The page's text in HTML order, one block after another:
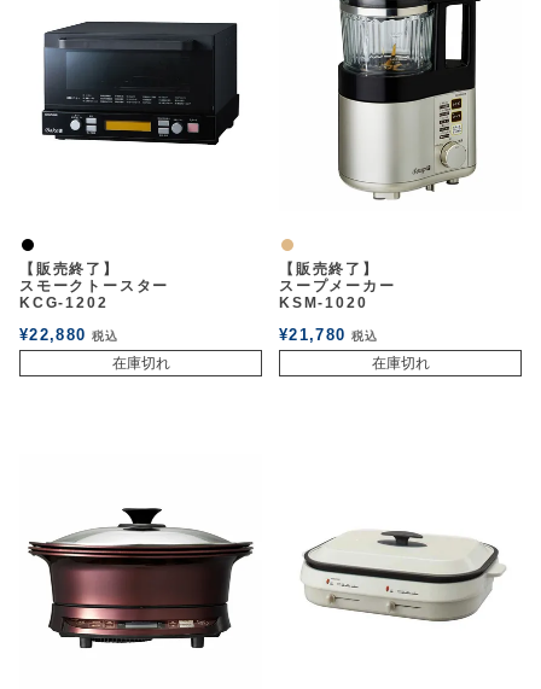
黒
【販売終了】
スモークトースター
KCG-1202
¥22,880 税込
在庫切れ
ナチュラル
【販売終了】
スープメーカー
KSM-1020
¥21,780 税込
在庫切れ